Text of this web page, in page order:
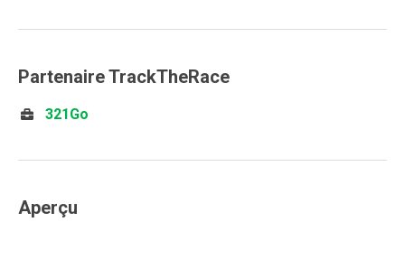
Partenaire TrackTheRace
321Go
Aperçu